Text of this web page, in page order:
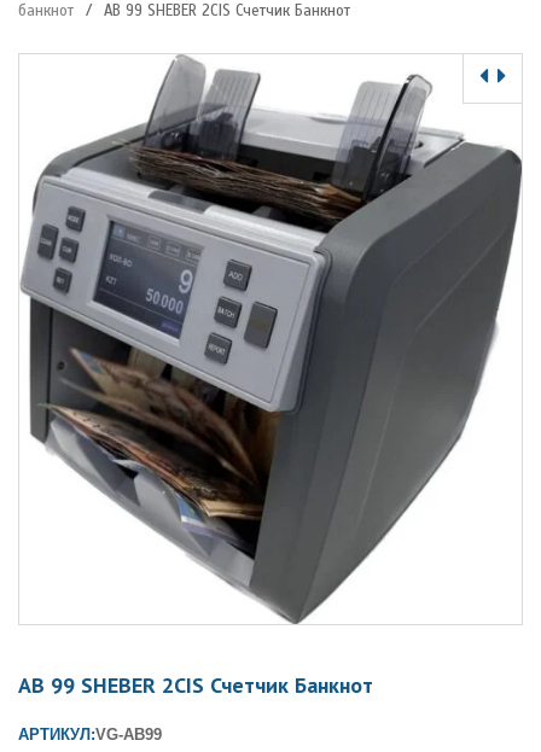
банкнот
/ AB 99 SHEBER 2CIS Счетчик Банкнот
AB 99 SHEBER 2CIS Счетчик Банкнот
АРТИКУЛ:VG-AB99